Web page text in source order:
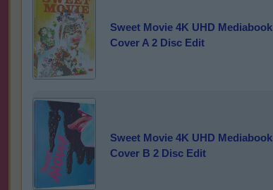
Sweet Movie 4K UHD Mediabook
Cover A 2 Disc Edit
Sweet Movie 4K UHD Mediabook
Cover B 2 Disc Edit